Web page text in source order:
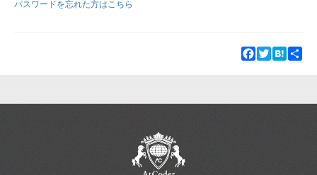
新規登録
パスワードを忘れた方はこちら
Facebook
TwitterHatena